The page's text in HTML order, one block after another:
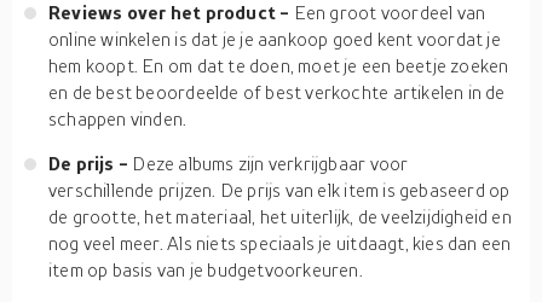
Reviews over het product - Een groot voordeel van
online winkelen is dat je je aankoop goed kent voordat je
hem koopt. En om dat te doen, moet je een beetje zoeken
en de best beoordeelde of best verkochte artikelen in de
schappen vinden.
De prijs - Deze albums zijn verkrijgbaar voor
verschillende prijzen. De prijs van elk item is gebaseerd op
de grootte, het materiaal, het uiterlijk, de veelzijdigheid en
nog veel meer. Als niets speciaals je uitdaagt, kies dan een
item op basis van je budgetvoorkeuren.